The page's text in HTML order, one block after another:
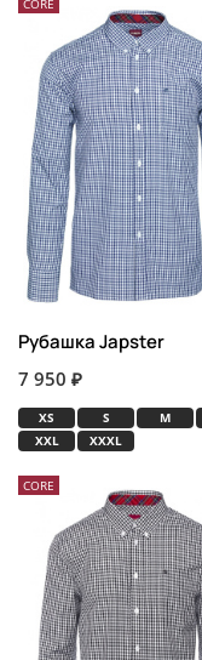
Рубашка Japster
7 950 ₽
XS S M
XXL
XXXL
CORE